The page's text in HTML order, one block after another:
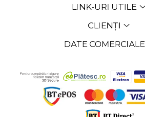
LINK-URI UTILE
CLIENȚI
DATE COMERCIALE